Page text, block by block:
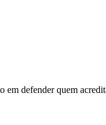
defender quem